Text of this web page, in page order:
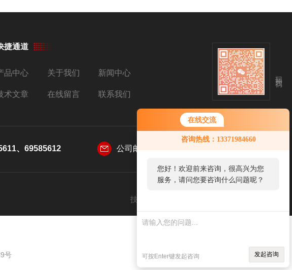
在线交流
咨询热线：13371984660
您好！欢迎前来咨询，很高兴为您
服务，请问您要咨询什么问题呢？
可按Enter键发起咨询 发起咨询
捷通道
品中心 关于我们 新闻中心
术文章 在线留言 联系我们
、69585612 公司邮箱：
技术支持：
号